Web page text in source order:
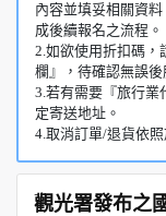
內容並填妥相關資
成後續報名之流程。
2.如欲使用折扣碼
欄』，待確認無誤
3.若有需要『旅行業
定寄送地址。
4.取消訂單/退貨依
觀光署發布之